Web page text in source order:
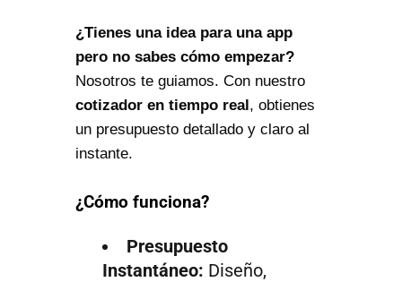
¿Tienes una idea para una app
pero no sabes cómo empezar?
Nosotros te guiamos. Con nuestro
cotizador en tiempo real, obtienes
un presupuesto detallado y claro al
instante.
¿Cómo funciona?
Presupuesto
Instantáneo: Diseño,